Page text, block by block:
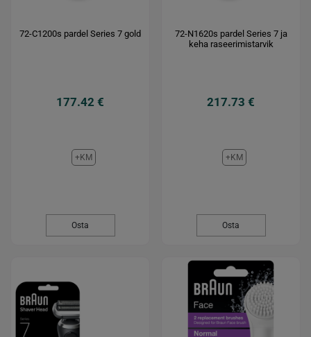
72-C1200s pardel Series 7 gold
177.42 €
+KM
Osta
72-N1620s pardel Series 7 ja
keha raseerimistarvik
217.73 €
+KM
Osta